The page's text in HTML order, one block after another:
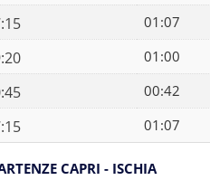
01:07
01:00
00:42
01:07
CAPRI - ISCHIA